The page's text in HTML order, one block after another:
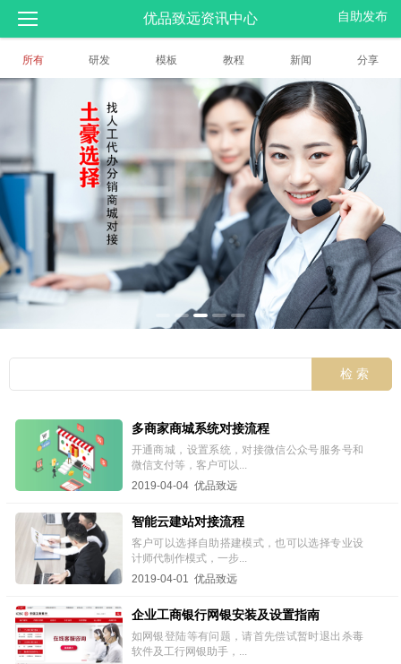
自助发布
优品致远资讯中心
所有 研发 模板 教程 新闻 分享
多商家商城系统对接流程
开通商城，设置系统，对接微信公众号服务号和
微信支付等，客户可以...
2019-04-04 优品致远
智能云建站对接流程
客户可以选择自助搭建模式，也可以选择专业设
计师代制作模式，一步...
2019-04-01 优品致远
企业工商银行网银安装及设置指南
如网银登陆等有问题，请首先偿试暂时退出杀毒
软件及工行网银助手，...